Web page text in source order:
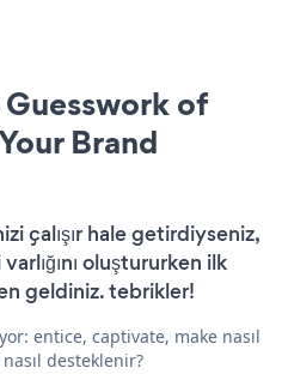
of
Brand
çalışır hale getirdiyseniz,
oluştururken ilk
geldiniz. tebrikler!
entice, captivate, make nasıl
desteklenir?